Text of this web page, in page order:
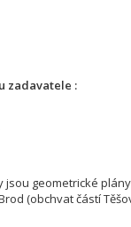
zadavatele
jsou geometrické
(obchvat částí